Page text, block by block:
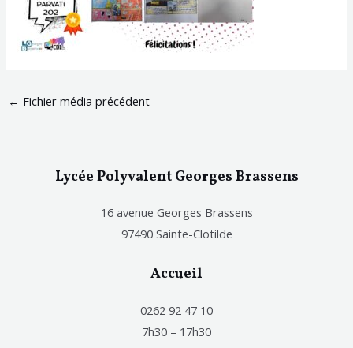
← Fichier média précédent
Lycée Polyvalent Georges Brassens
16 avenue Georges Brassens
97490 Sainte-Clotilde
Accueil
0262 92 47 10
7h30 – 17h30